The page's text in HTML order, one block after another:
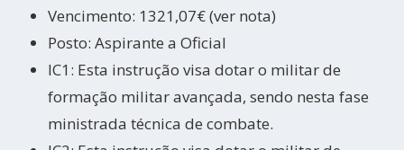
Vencimento: 1321,07€ (ver nota)
Posto: Aspirante a Oficial
IC1: Esta instrução visa dotar o militar de
formação militar avançada, sendo nesta fase
ministrada técnica de combate.